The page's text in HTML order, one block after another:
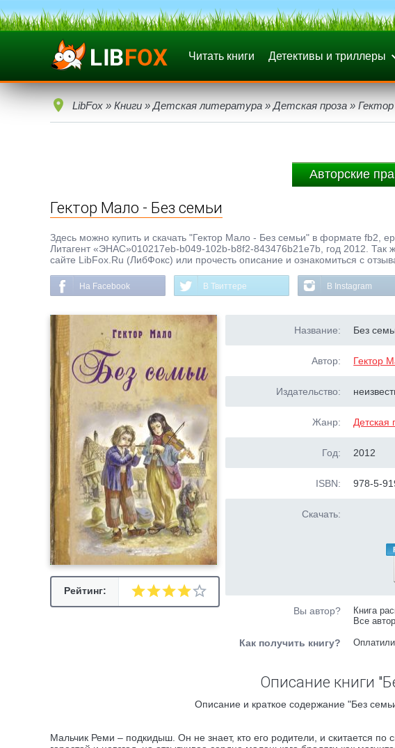
Читать книги Детективы и триллеры
LibFox » Книги » Детская литература » Детская проза »
Авторские
Гектор Мало - Без семьи
Здесь можно купить и скачать "Гектор Мало - Без семьи" в формате fb2,
Литагент «ЭНАС»010217eb-b049-102b-b8f2-843476b21e7b, год 2012. Так
сайте LibFox.Ru (ЛибФокс) или прочесть описание и ознакомиться с
На Facebook В Твиттере В Instagram
Рейтинг:
Название: Без
Автор: Гектор
Издательство:
Жанр: Детская
Год: 2012
ISBN: 978-5-
Скачать:
Вы автор?
Книга
Все
Как получить книгу?
Описание книги
Описание и краткое содержание "Без
Мальчик Реми – подкидыш. Он не знает, кто его родители, и скитается по